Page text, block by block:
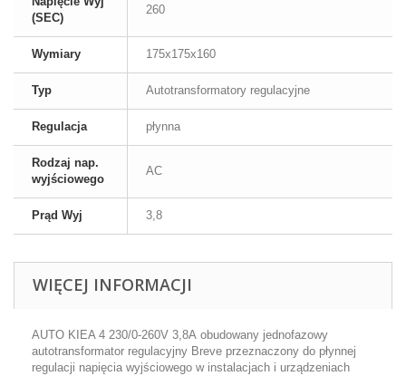
(SEC)
260
Wymiary 175x175x160
Typ Autotransformatory regulacyjne
Regulacja płynna
Rodzaj nap.
wyjściowego
AC
Prąd Wyj 3,8
WIĘCEJ INFORMACJI
AUTO KIEA 4 230/0-260V 3,8A obudowany jednofazowy
autotransformator regulacyjny Breve przeznaczony do płynnej
regulacji napięcia wyjściowego w instalacjach i urządzeniach